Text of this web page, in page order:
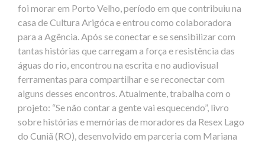
foi morar em Porto Velho, período em que contribuiu na
casa de Cultura Arigóca e entrou como colaboradora
para a Agência. Após se conectar e se sensibilizar com
tantas histórias que carregam a força e resistência das
águas do rio, encontrou na escrita e no audiovisual
ferramentas para compartilhar e se reconectar com
alguns desses encontros. Atualmente, trabalha com o
projeto: “Se não contar a gente vai esquecendo”, livro
sobre histórias e memórias de moradores da Resex Lago
do Cuniã (RO), desenvolvido em parceria com Mariana